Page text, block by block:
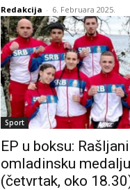
Redakcija - 6. Februara 2025.
Sport
EP u boksu:
omladinsku
(četvrtak, oko